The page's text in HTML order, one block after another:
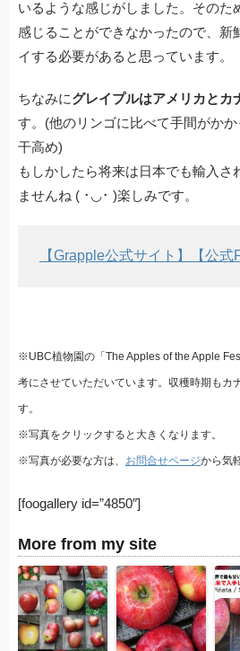
いるような感じがしました。そのた
感じることができなかったので、新
イする必要があると思っています。
ちなみにグレイプルはアメリカとカ
す。(他のリンゴに比べて手間がか
干高め)
もしかしたら将来は日本でも輸入さ
ませんね ( ･◡･ )楽しみです。
【Grapple公式サイト】 【公
※UBC植物園の「The Apples of the Apple
考にさせていただいています。収穫時期もカ
す。
※写真をクリックすると大きくなります。
※写真が必要な方は、 お問合せページから気
[foogallery id=”4850″]
More from my site